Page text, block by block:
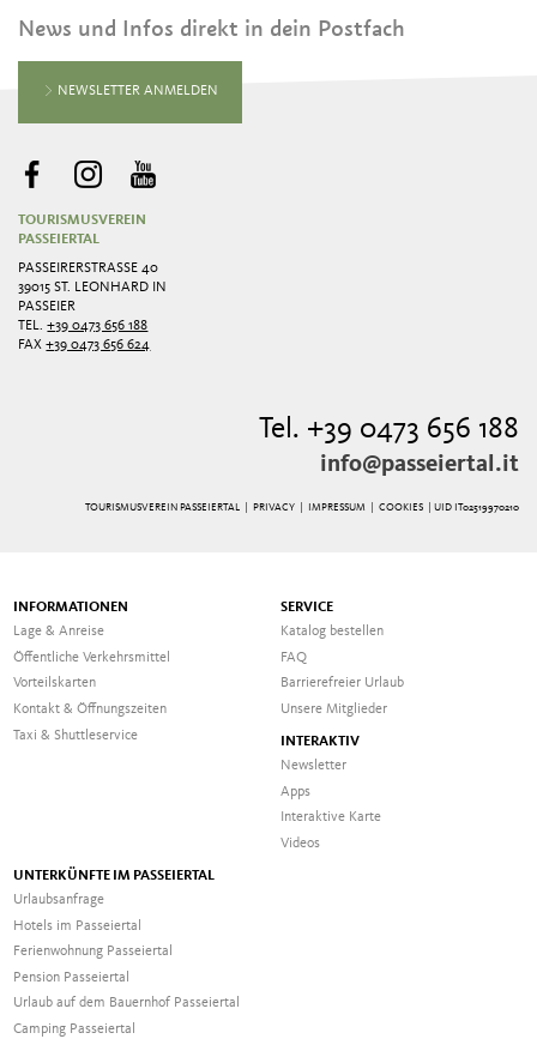
News und Infos direkt in dein Postfach
NEWSLETTER ANMELDEN
TOURISMUSVEREIN
PASSEIERTAL
PASSEIRERSTRASSE 40
39015 ST. LEONHARD IN
PASSEIER
TEL.+39 0473 656 188
FAX+39 0473 656 624
Tel. +39 0473 656 188
info@passeiertal.it
TOURISMUSVEREIN PASSEIERTAL | PRIVACY| IMPRESSUM COOKIES | UID IT02519970210
INFORMATIONEN
Lage & Anreise
Öffentliche Verkehrsmittel
Vorteilskarten
Kontakt & Öffnungszeiten
Taxi & Shuttleservice
SERVICE
Katalog bestellen
FAQ
Barrierefreier Urlaub
Unsere Mitglieder
INTERAKTIV
Newsletter
Apps
Interaktive Karte
Videos
UNTERKÜNFTE IM PASSEIERTAL
Urlaubsanfrage
Hotels im Passeiertal
Ferienwohnung Passeiertal
Pension Passeiertal
Urlaub auf dem Bauernhof Passeiertal
Camping Passeiertal